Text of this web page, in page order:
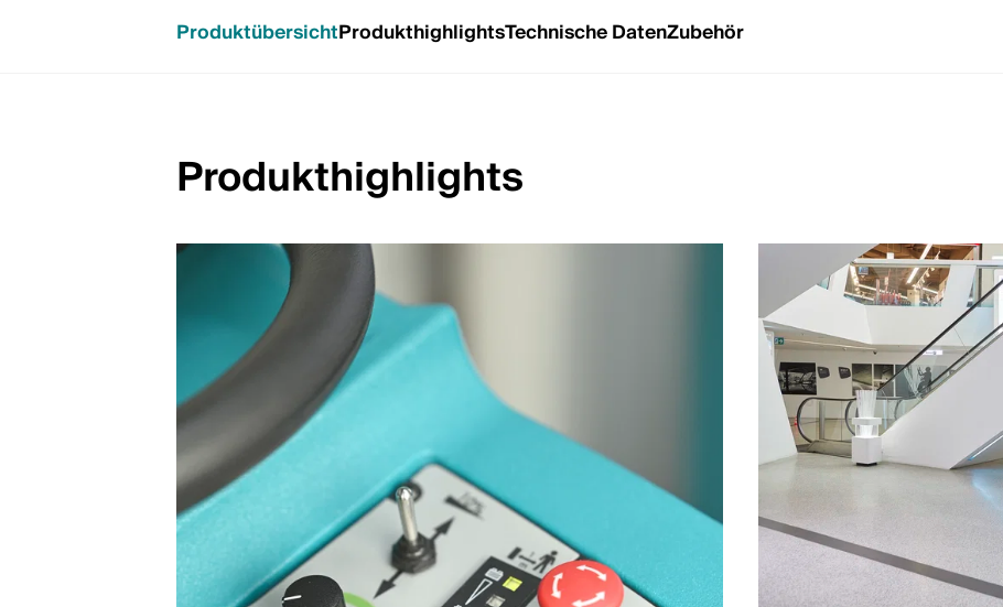
ProduktübersichtProdukthighlightsTechnische DatenZubehör
Produkthighlights